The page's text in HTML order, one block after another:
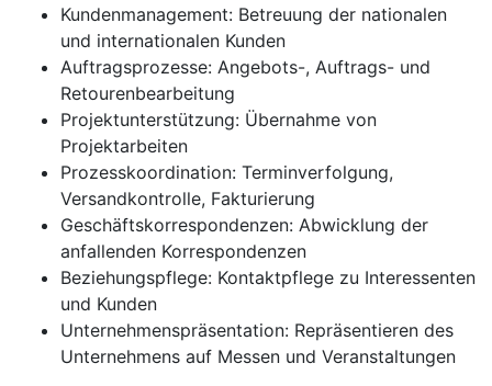
Kundenmanagement: Betreuung der nationalen
und internationalen Kunden
Auftragsprozesse: Angebots-, Auftrags- und
Retourenbearbeitung
Projektunterstützung: Übernahme von
Projektarbeiten
Prozesskoordination: Terminverfolgung,
Versandkontrolle, Fakturierung
Geschäftskorrespondenzen: Abwicklung der
anfallenden Korrespondenzen
Beziehungspflege: Kontaktpflege zu Interessenten
und Kunden
Unternehmenspräsentation: Repräsentieren des
Unternehmens auf Messen und Veranstaltungen